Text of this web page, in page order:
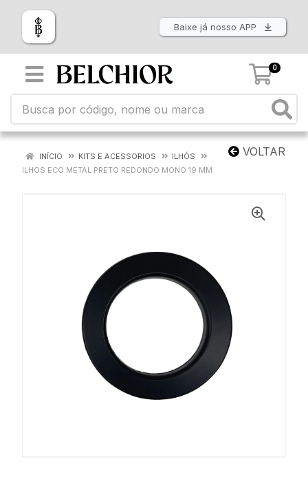
Baixe já nosso APP
0
VOLTAR
INÍCIO KITS E ACESSORIOS
ILHÓS
ILHOS ECO METAL PRETO REDONDO MONO 19 MM